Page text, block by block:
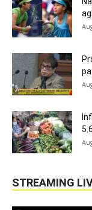
STREAMING